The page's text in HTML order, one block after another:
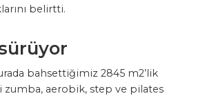
belirtti.
bahsettiğimiz 2845 m2’lik
zumba, aerobik, step ve pilates